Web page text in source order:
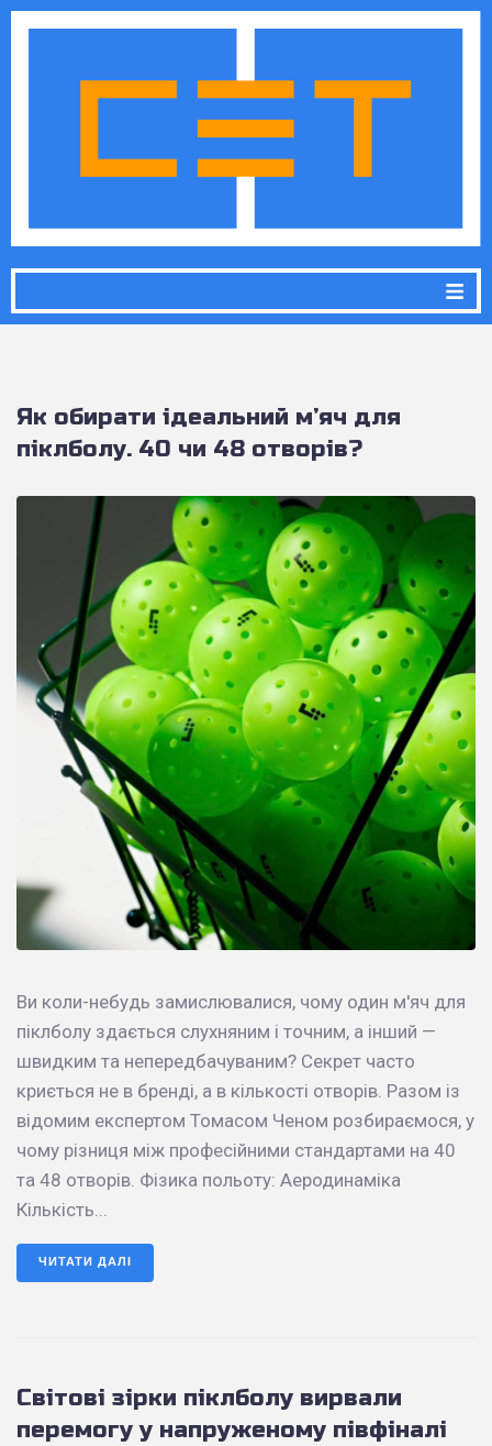
Як обирати ідеальний м’яч для
піклболу. 40 чи 48 отворів?
Ви коли-небудь замислювалися, чому один м'яч для
піклболу здається слухняним і точним, а інший —
швидким та непередбачуваним? Секрет часто
криється не в бренді, а в кількості отворів. Разом із
відомим експертом Томасом Ченом розбираємося, у
чому різниця між професійними стандартами на 40
та 48 отворів. Фізика польоту: Аеродинаміка
Кількість...
ЧИТАТИ ДАЛІ
Світові зірки піклболу вирвали
перемогу у напруженому півфіналі